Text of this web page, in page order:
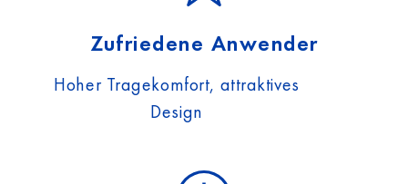
Zufriedene Anwender
Hoher Tragekomfort, attraktives
Design